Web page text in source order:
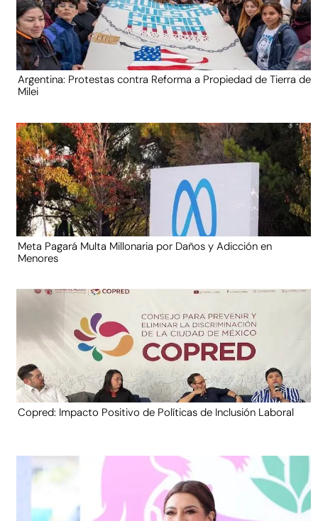
Argentina: Protestas contra Reforma a Propiedad de Tierra de
Milei
Meta Pagará Multa Millonaria por Daños y Adicción en
Menores
Copred: Impacto Positivo de Políticas de Inclusión Laboral